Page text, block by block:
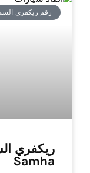
رقم ريكفري السمحة
Samha